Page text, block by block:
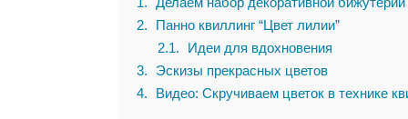
2
Панно квиллинг “Цвет лилии”
2.1
Идеи для вдохновения
3
Эскизы прекрасных цветов
4
Видео: Скручиваем цветок в технике